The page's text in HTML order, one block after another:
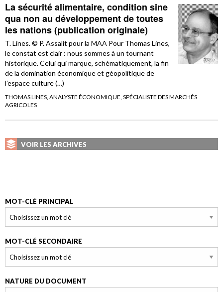
La sécurité alimentaire, condition sine
qua non au développement de toutes
les nations (publication originale)
T. Lines. © P. Assalit pour la MAA Pour Thomas Lines,
le constat est clair : nous sommes à un tournant
historique. Celui qui marque, schématiquement, la fin
de la domination économique et géopolitique de
l’espace culture (…)
THOMAS LINES, ANALYSTE ÉCONOMIQUE, SPÉCIALISTE DES MARCHÉS
AGRICOLES
VOIR LES ARCHIVES
MOT-CLÉ PRINCIPAL
MOT-CLÉ SECONDAIRE
NATURE DU DOCUMENT